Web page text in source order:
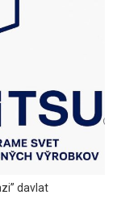
davlat